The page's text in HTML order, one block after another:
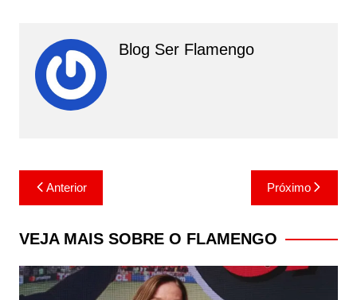
Blog Ser Flamengo
Navegação
de
Post
Anterior Próximo
VEJA MAIS SOBRE O FLAMENGO